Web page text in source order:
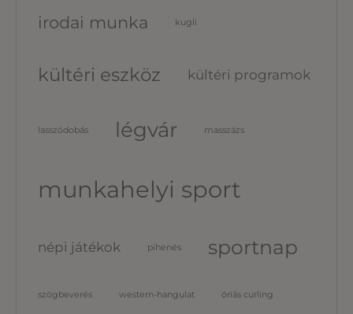
irodai munka kugli
kültéri eszköz kültéri programok
lasszódobás légvár masszázs
munkahelyi sport
népi játékok pihenés sportnap
szögbeverés western-hangulat óriás curling